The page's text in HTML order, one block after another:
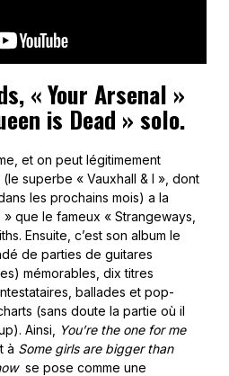
« Your Arsenal »
is Dead » solo.
et on peut légitimement
superbe « Vauxhall & I », dont
les prochains mois) a la
que le fameux « Strangeways,
Ensuite, c’est son album le
de parties de guitares
mémorables, dix titres
ballades et pop-
(sans doute la partie où il
Ainsi,
You’re the one for me
à Some girls are bigger than
se pose comme une